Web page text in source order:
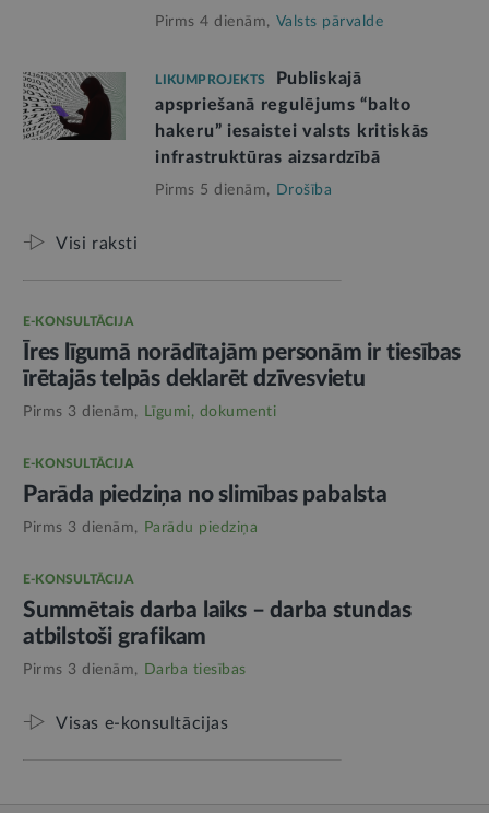
Pirms 4 dienām, Valsts pārvalde
LIKUMPROJEKTS
Publiskajā
apspriešanā regulējums “balto
hakeru” iesaistei valsts kritiskās
infrastruktūras aizsardzībā
Pirms 5 dienām, Drošība
Visi raksti
E-KONSULTĀCIJA
Īres līgumā norādītajām personām ir tiesības
īrētajās telpās deklarēt dzīvesvietu
Pirms 3 dienām, Līgumi, dokumenti
E-KONSULTĀCIJA
Parāda piedziņa no slimības pabalsta
Pirms 3 dienām, Parādu piedziņa
E-KONSULTĀCIJA
Summētais darba laiks – darba stundas
atbilstoši grafikam
Pirms 3 dienām, Darba tiesības
Visas e-konsultācijas